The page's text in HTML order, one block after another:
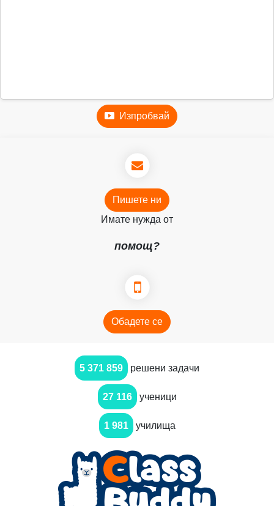
Изпробвай
Пишете ни
Имате нужда от
помощ?
Обадете се
5 371 859 решени задачи
27 116 ученици
1 981 училища